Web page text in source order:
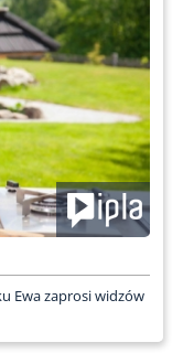
Ewa zaprosi widzów